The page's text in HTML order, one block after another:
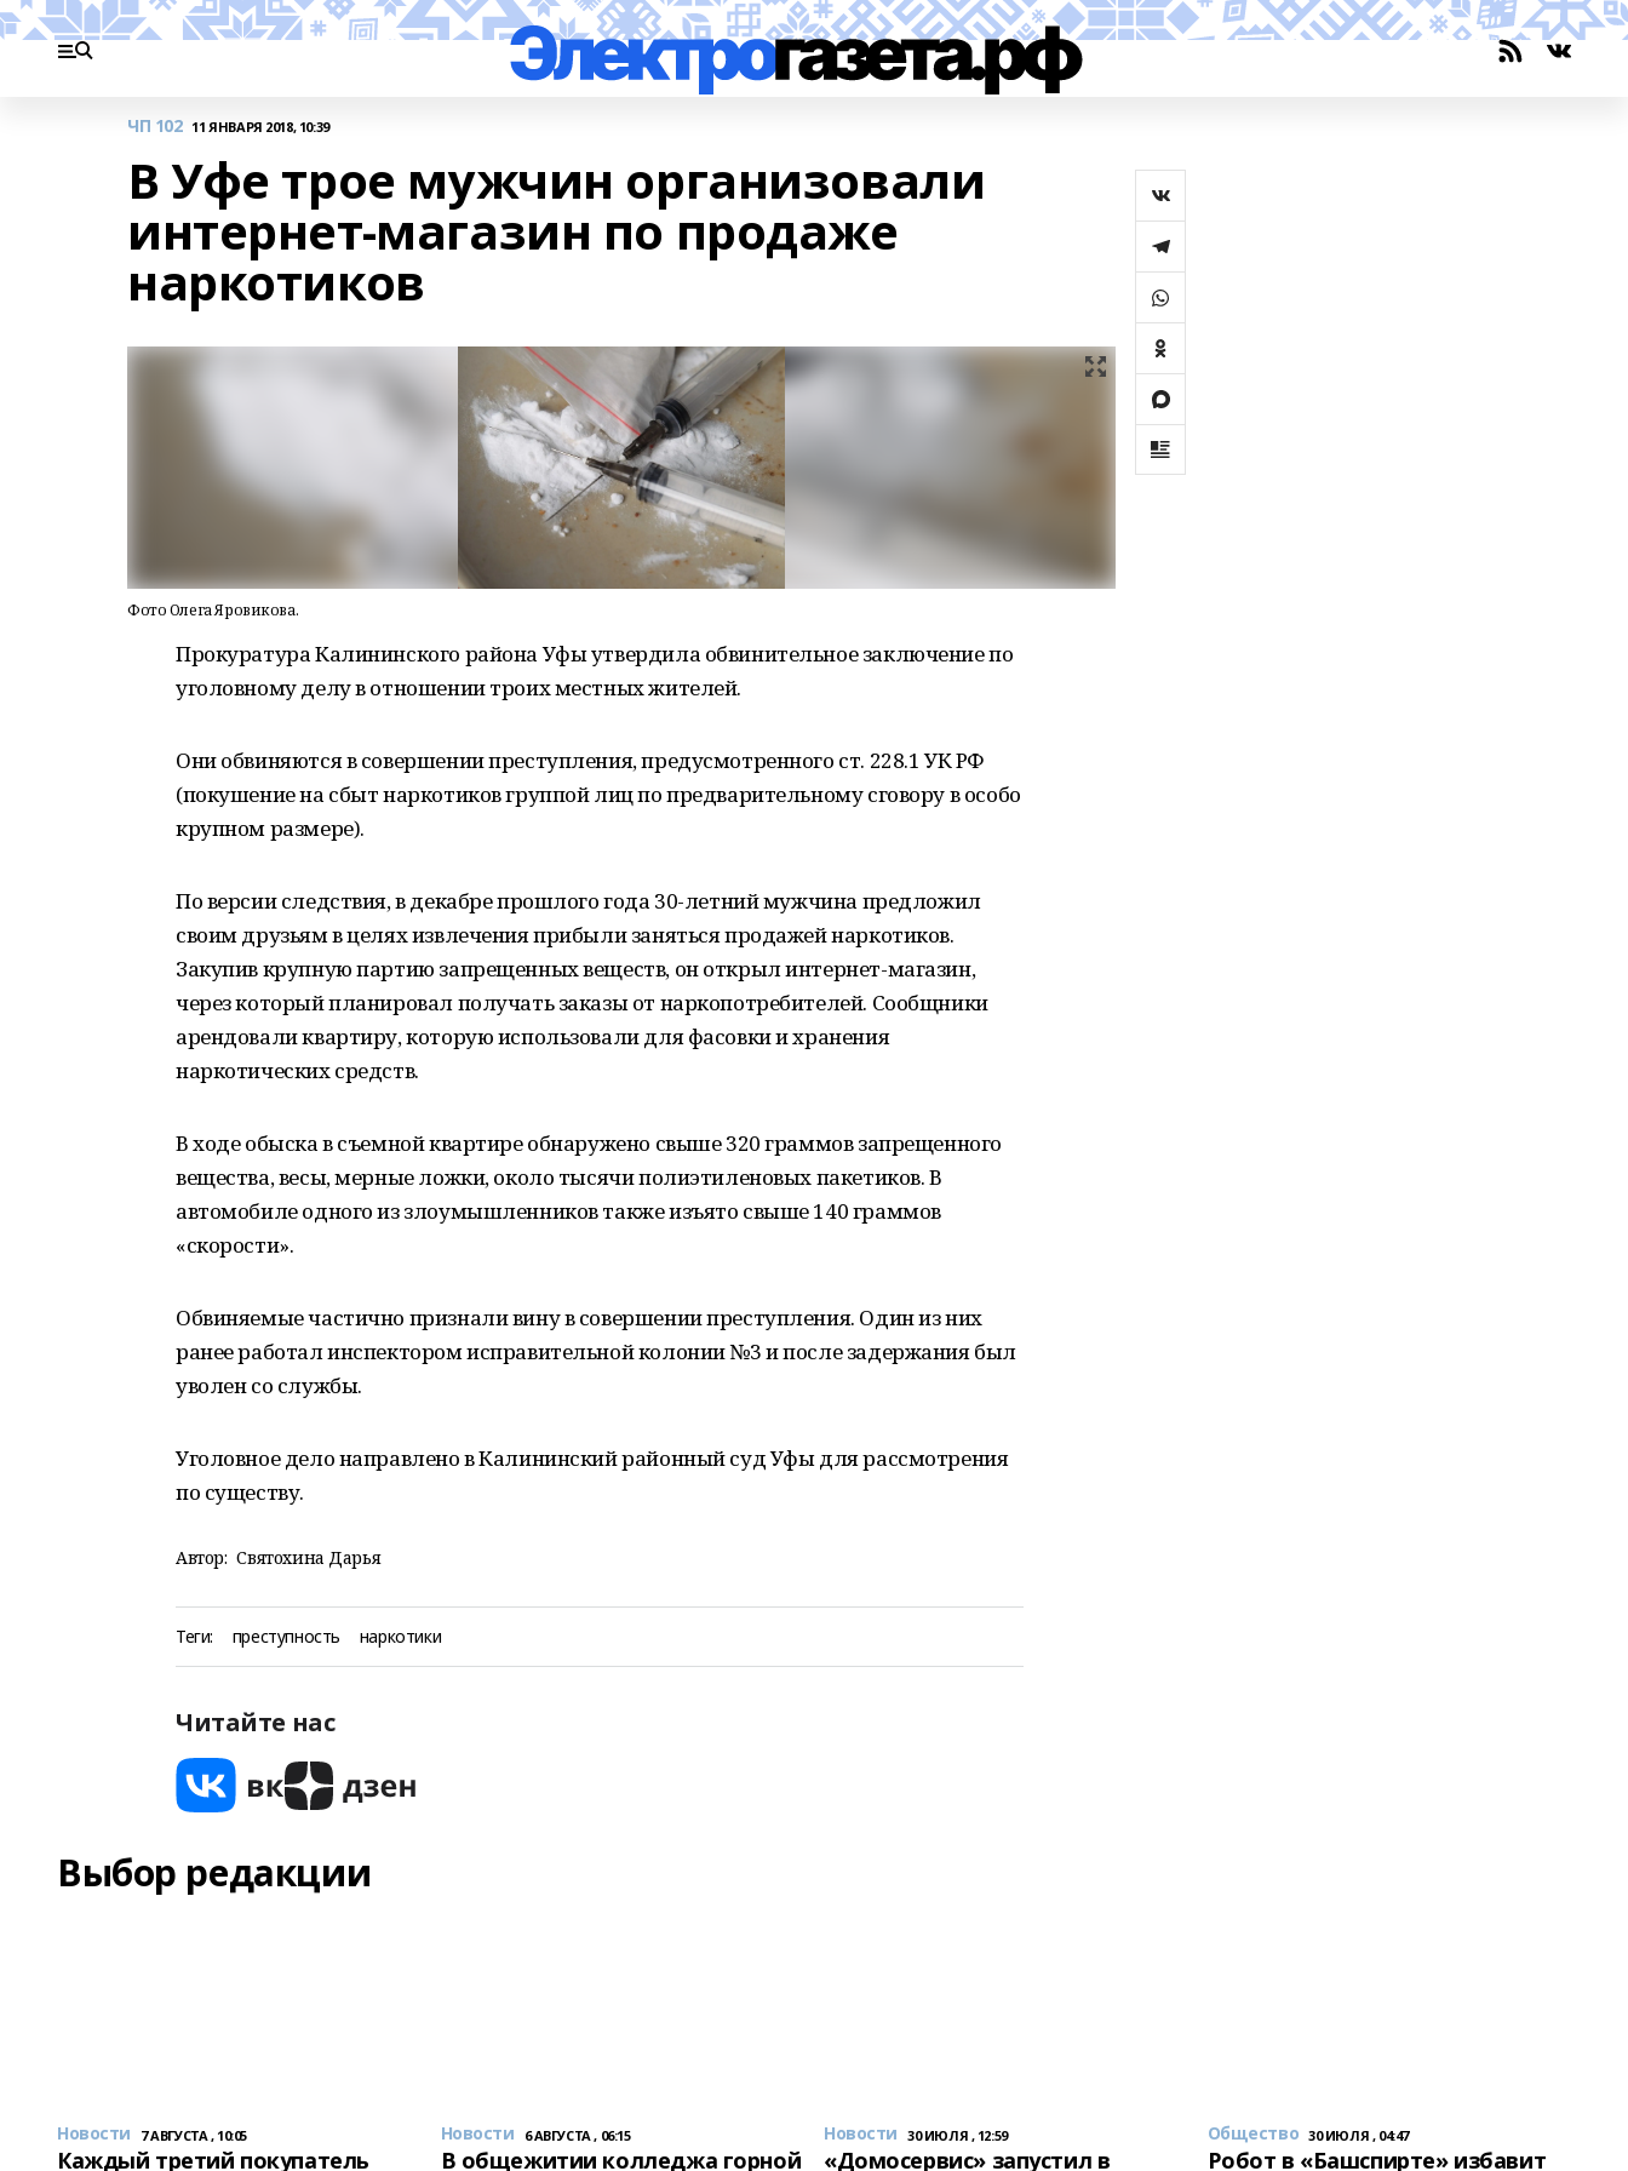
ЧП 102 11 ЯНВАРЯ 2018, 10:39
В Уфе трое мужчин организовали
интернет-магазин по продаже
наркотиков
Фото Олега Яровикова.
Прокуратура Калининского района Уфы утвердила обвинительное заключение по
уголовному делу в отношении троих местных жителей.
Они обвиняются в совершении преступления, предусмотренного ст. 228.1 УК РФ
(покушение на сбыт наркотиков группой лиц по предварительному сговору в особо
крупном размере).
По версии следствия, в декабре прошлого года 30-летний мужчина предложил
своим друзьям в целях извлечения прибыли заняться продажей наркотиков.
Закупив крупную партию запрещенных веществ, он открыл интернет-магазин,
через который планировал получать заказы от наркопотребителей. Сообщники
арендовали квартиру, которую использовали для фасовки и хранения
наркотических средств.
В ходе обыска в съемной квартире обнаружено свыше 320 граммов запрещенного
вещества, весы, мерные ложки, около тысячи полиэтиленовых пакетиков. В
автомобиле одного из злоумышленников также изъято свыше 140 граммов
«скорости».
Обвиняемые частично признали вину в совершении преступления. Один из них
ранее работал инспектором исправительной колонии №3 и после задержания был
уволен со службы.
Уголовное дело направлено в Калининский районный суд Уфы для рассмотрения
по существу.
Автор: Святохина Дарья
Теги: преступность наркотики
Читайте нас
Выбор редакции
Новости 7 АВГУСТА , 10:05
Каждый третий покупатель
Новости 6 АВГУСТА , 06:15
В общежитии колледжа горной
Новости 30 ИЮЛЯ , 12:59
«Домосервис» запустил в
Общество 30 ИЮЛЯ , 04:47
Робот в «Башспирте» избавит